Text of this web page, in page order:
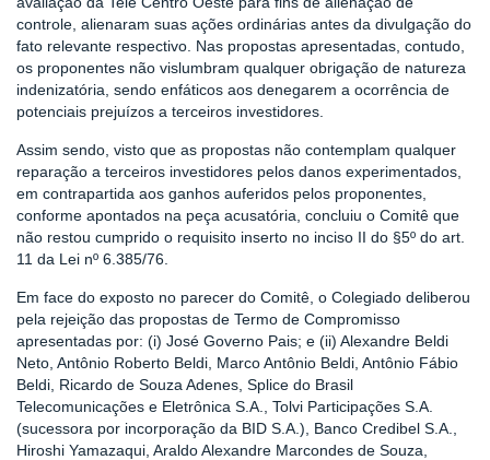
controle, alienaram suas ações ordinárias antes da divulgação do
fato relevante respectivo. Nas propostas apresentadas, contudo,
os proponentes não vislumbram qualquer obrigação de natureza
indenizatória, sendo enfáticos aos denegarem a ocorrência de
potenciais prejuízos a terceiros investidores.
Assim sendo, visto que as propostas não contemplam qualquer
reparação a terceiros investidores pelos danos experimentados,
em contrapartida aos ganhos auferidos pelos proponentes,
conforme apontados na peça acusatória, concluiu o Comitê que
não restou cumprido o requisito inserto no inciso II do §5º do art.
11 da Lei nº 6.385/76.
Em face do exposto no parecer do Comitê, o Colegiado deliberou
pela rejeição das propostas de Termo de Compromisso
apresentadas por: (i) José Governo Pais; e (ii) Alexandre Beldi
Neto, Antônio Roberto Beldi, Marco Antônio Beldi, Antônio Fábio
Beldi, Ricardo de Souza Adenes, Splice do Brasil
Telecomunicações e Eletrônica S.A., Tolvi Participações S.A.
(sucessora por incorporação da BID S.A.), Banco Credibel S.A.,
Hiroshi Yamazaqui, Araldo Alexandre Marcondes de Souza,